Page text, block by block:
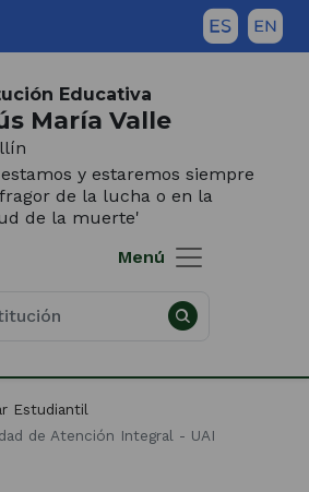
Educativa
María Valle
y estaremos siempre
de la lucha o en la
de la muerte'
Menú
Estudiantil
de Atención Integral - UAI